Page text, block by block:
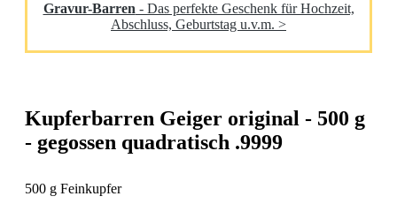
Gravur-Barren - Das perfekte Geschenk für Hochzeit,
Abschluss, Geburtstag u.v.m. >
Kupferbarren Geiger original - 500 g
- gegossen quadratisch .9999
500 g Feinkupfer